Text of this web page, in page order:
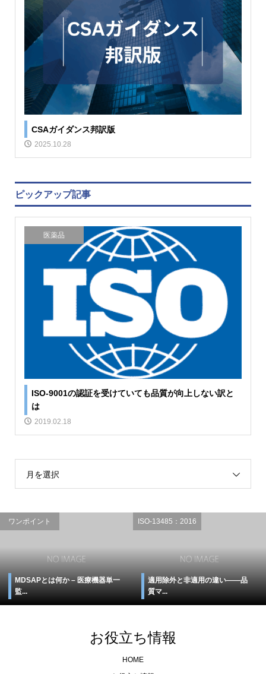
CSAガイダンス邦訳版
2025.10.28
ピックアップ記事
医薬品
ISO-9001の認証を受けていても品質が向上しない訳と
は
2019.02.18
月を選択
ワンポイント
MDSAPとは何か – 医療機器単一
監...
ISO-13485：2016
適用除外と非適用の違い――品
質マ...
お役立ち情報
HOME